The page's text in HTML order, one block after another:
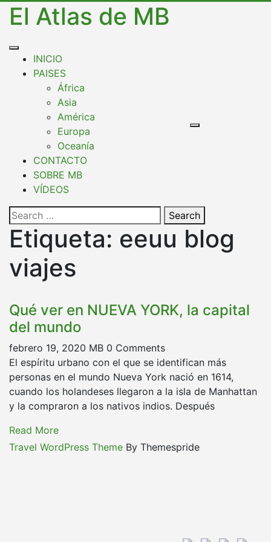
SkipEl Atlas de MB
Open
Button
INICIO
PAISES
África
Asia
América
Europa
Oceanía
CONTACTO
SOBRE MB
VÍDEOS
Close
Button
Search
Etiqueta: eeuu blog
viajes
Qué ver en NUEVA YORK, la capital
del mundo
febrero 19, 2020 MB 0 Comments
El espíritu urbano con el que se identifican más
personas en el mundo Nueva York nació en 1614,
cuando los holandeses llegaron a la isla de Manhattan
y la compraron a los nativos indios. Después
Read More
Travel WordPress Theme By Themespride